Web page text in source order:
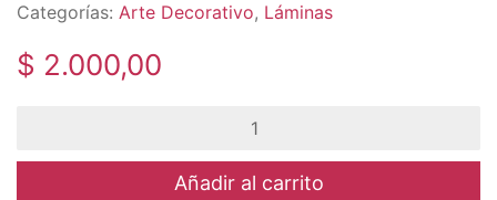
Categorías: Arte Decorativo, Láminas
$ 2.000,00
Shsbby
Añadir al carrito